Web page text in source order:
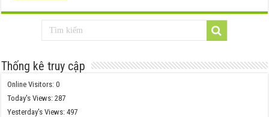
Thống kê truy cập
Online Visitors:0
Today's Views:287
Yesterday's Views:497